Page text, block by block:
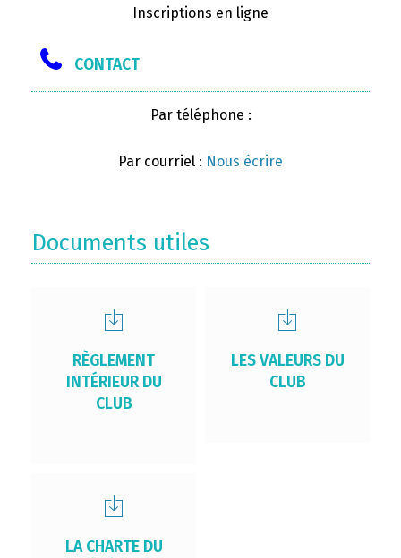
Inscriptions en ligne
CONTACT
Par téléphone :
Par courriel : Nous écrire
Documents utiles
RÈGLEMENT
INTÉRIEUR DU
CLUB
LES VALEURS DU
CLUB
LA CHARTE DU